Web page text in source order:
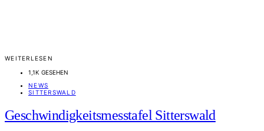
WEITERLESEN
1,1K GESEHEN
NEWS
SITTERSWALD
Geschwindigkeitsmesstafel Sitterswald